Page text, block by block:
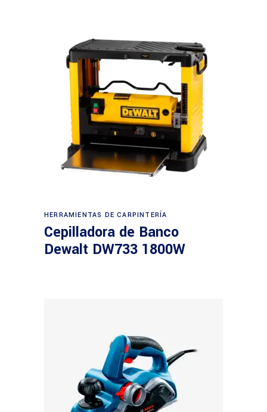
Leer más
HERRAMIENTAS DE CARPINTERÍA
Cepilladora de Banco
Dewalt DW733 1800W